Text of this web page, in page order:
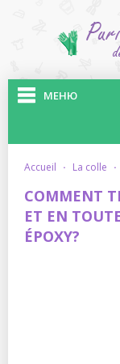
МЕНЮ
accueil · la colle ·
COMMENT
ET EN
ÉPOXY?